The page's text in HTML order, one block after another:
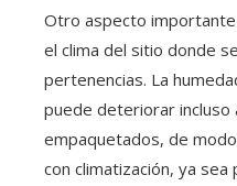
Otro aspecto
el clima del sitio donde
pertenencias. La
puede deteriorar
empaquetados, de
con climatización, ya sea